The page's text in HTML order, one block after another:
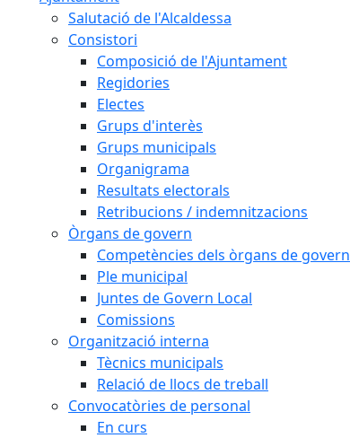
Salutació de l'Alcaldessa
Consistori
Composició de l'Ajuntament
Regidories
Electes
Grups d'interès
Grups municipals
Organigrama
Resultats electorals
Retribucions / indemnitzacions
Òrgans de govern
Competències dels òrgans de govern
Ple municipal
Juntes de Govern Local
Comissions
Organització interna
Tècnics municipals
Relació de llocs de treball
Convocatòries de personal
En curs